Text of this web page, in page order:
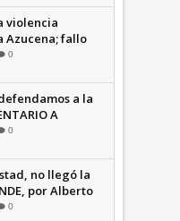
violencia
Azucena; fallo
sucia: Octavio
0
a la
A
0
no llegó la
por Alberto
0